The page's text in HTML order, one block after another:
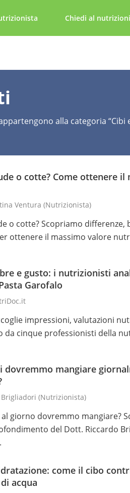
Chiedi al
alla categoria
o cotte? Come ottenere il
Ventura (nutrizionista)
o cotte? Scopriamo differenze,
ottenere il massimo valore
e gusto: i nutrizionisti
Garofalo
impressioni, valutazioni
da cinque professionisti della
dovremmo mangiare
(nutrizionista)
giorno dovremmo mangiare?
del Dott. Riccardo
come il cibo
acqua